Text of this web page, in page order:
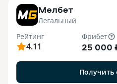
Мелбет
Легальный
Рейтинг
4.11
Фрибет
25 000
Получить